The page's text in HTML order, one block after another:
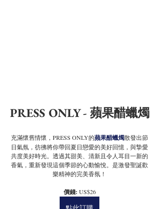
PRESS ONLY - 蘋果醋蠟燭
充滿懷舊情懷，PRESS ONLY的蘋果醋蠟燭散發出節
日氣氛，彷彿將你帶回夏日戀愛的美好回憶，與摯愛
共度美好時光。透過其甜美、清新且令人耳目一新的
香氣，重新發現這個季節的心動愉悅。是激發聖誕歡
樂精神的完美香氛！
價錢: US$26